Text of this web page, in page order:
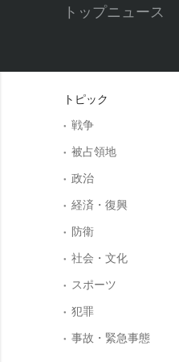
トップニュース
トピック
戦争
被占領地
政治
経済・復興
防衛
社会・文化
スポーツ
犯罪
事故・緊急事態